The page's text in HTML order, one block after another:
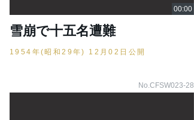
雪崩で十五名遭難
1954年(昭和29年) 12月02日公開
No.CFSW023-28